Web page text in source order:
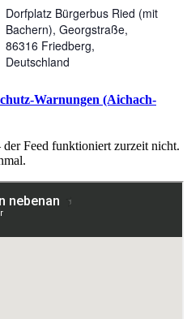
Dorfplatz Bürgerbus Ried (mit
Bachern), Georgstraße,
86316 Friedberg,
Deutschland
Warnungen (Aichach-
Feed funktioniert zurzeit nicht.